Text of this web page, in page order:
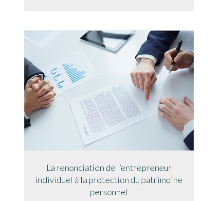
La renonciation de l’entrepreneur
individuel à la protection du patrimoine
personnel